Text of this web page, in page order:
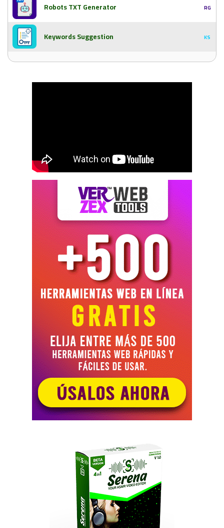
Robots TXT Generator RG
Keywords Suggestion KS